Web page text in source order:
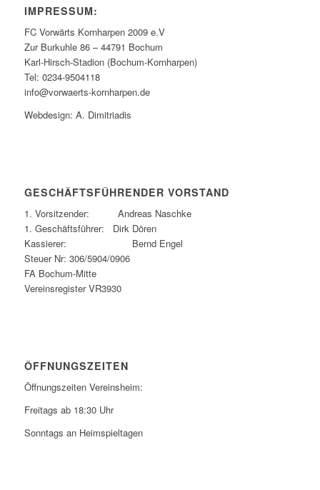
IMPRESSUM:
FC Vorwärts Kornharpen 2009 e.V
Zur Burkuhle 86 – 44791 Bochum
Karl-Hirsch-Stadion (Bochum-Kornharpen)
Tel: 0234-9504118
info@vorwaerts-kornharpen.de
Webdesign: A. Dimitriadis
GESCHÄFTSFÜHRENDER VORSTAND
1. Vorsitzender: Andreas Naschke
1. Geschäftsführer: Dirk Dören
Kassierer: Bernd Engel
Steuer Nr: 306/5904/0906
FA Bochum-Mitte
Vereinsregister VR3930
ÖFFNUNGSZEITEN
Öffnungszeiten Vereinsheim:
Freitags ab 18:30 Uhr
Sonntags an Heimspieltagen